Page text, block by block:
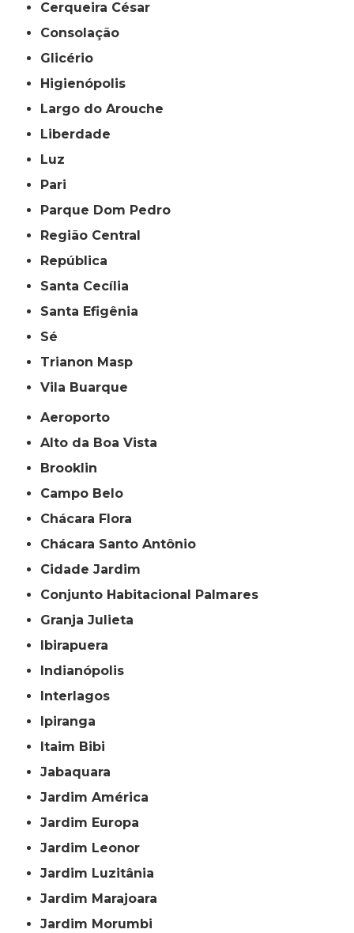
Cerqueira César
Consolação
Glicério
Higienópolis
Largo do Arouche
Liberdade
Luz
Pari
Parque Dom Pedro
Região Central
República
Santa Cecília
Santa Efigênia
Sé
Trianon Masp
Vila Buarque
Aeroporto
Alto da Boa Vista
Brooklin
Campo Belo
Chácara Flora
Chácara Santo Antônio
Cidade Jardim
Conjunto Habitacional Palmares
Granja Julieta
Ibirapuera
Indianópolis
Interlagos
Ipiranga
Itaim Bibi
Jabaquara
Jardim América
Jardim Europa
Jardim Leonor
Jardim Luzitânia
Jardim Marajoara
Jardim Morumbi